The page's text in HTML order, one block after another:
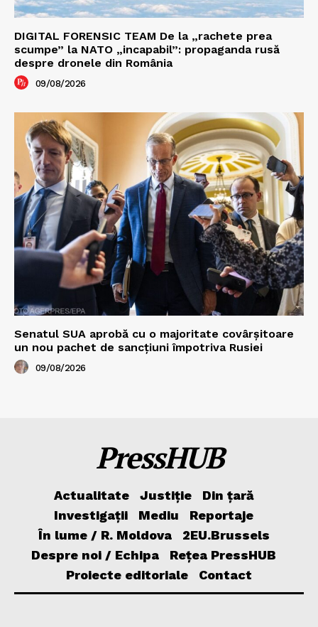
DIGITAL FORENSIC TEAM De la „rachete prea
scumpe” la NATO „incapabil”: propaganda rusă
despre dronele din România
09/08/2026
Senatul SUA aprobă cu o majoritate covârșitoare
un nou pachet de sancțiuni împotriva Rusiei
09/08/2026
PressHUB
Actualitate Justiție
Din țară
Investigații
Mediu
Reportaje
În lume / R. Moldova
2EU.Brussels
Despre noi / Echipa
Rețea PressHUB
Proiecte editoriale
Contact